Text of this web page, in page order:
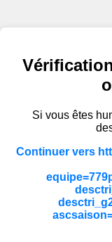
Si vous êtes
Continuer vers